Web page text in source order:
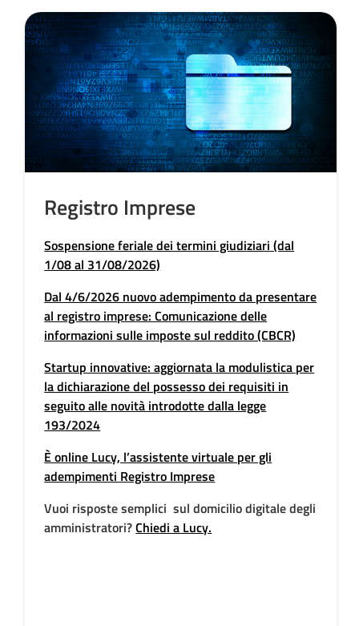
Registro Imprese
Sospensione feriale dei termini giudiziari (dal
1/08 al 31/08/2026)
Dal 4/6/2026 nuovo adempimento da presentare
al registro imprese: Comunicazione delle
informazioni sulle imposte sul reddito (CBCR)
Startup innovative: aggiornata la modulistica per
la dichiarazione del possesso dei requisiti in
seguito alle novità introdotte dalla legge
193/2024
È online Lucy, l’assistente virtuale per gli
adempimenti Registro Imprese
Vuoi risposte semplici sul domicilio digitale degli
amministratori?Chiedi a Lucy.